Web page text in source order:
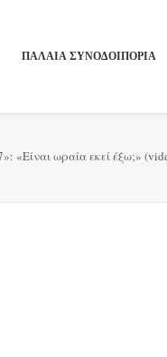
ΠΑΛΑΙΑ ΣΥΝΟΔΟΙΠΟΡΙΑ
«Είναι ωραία εκεί έξω;»